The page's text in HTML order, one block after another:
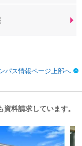
パス情報ページ上部へ
料請求しています。